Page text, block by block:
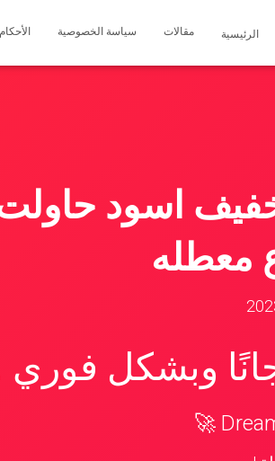
الرئيسية مقالات سياسة الخصوصية
اسود
معطله
وبشكل فوري